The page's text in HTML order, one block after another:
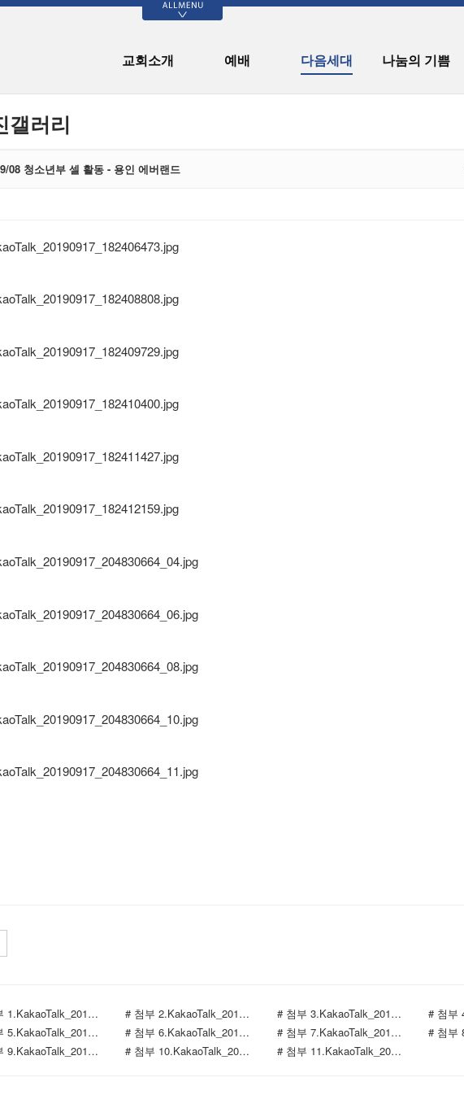
할렐루야 찬양대
예닮찬양팀
아동부
교육부 게시판
국내외 선교
신북교회 발자취
70주년 기념 역사
교회소개 예배 다음세대 나눔의 기쁨
갤러리
08 청소년부 셀 활동 - 용인 에버랜드
# 첨부 1.KakaoTalk_20190917_182406473.jpg # 첨부 2.KakaoTalk_20190917_182408808.jpg # 첨부 3.KakaoTalk_20190917_182409729.jpg
# 첨부 5.KakaoTalk_20190917_182411427.jpg
# 첨부 6.KakaoTalk_20190917_182412159.jpg # 첨부 7.KakaoTalk_20190917_204830664_04.jpg
# 첨부 9.KakaoTalk_20190917_204830664_08.jpg
# 첨부 10.KakaoTalk_20190917_204830664_10.jpg # 첨부 11.KakaoTalk_20190917_204830664_11.jpg